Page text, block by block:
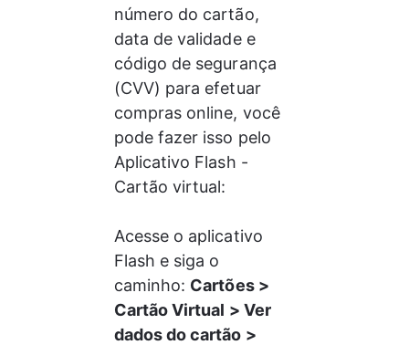
número do cartão,
data de validade e
código de segurança
(CVV) para efetuar
compras online, você
pode fazer isso pelo
Aplicativo Flash -
Cartão virtual:
Acesse o aplicativo
Flash e siga o
caminho: Cartões >
Cartão Virtual > Ver
dados do cartão >